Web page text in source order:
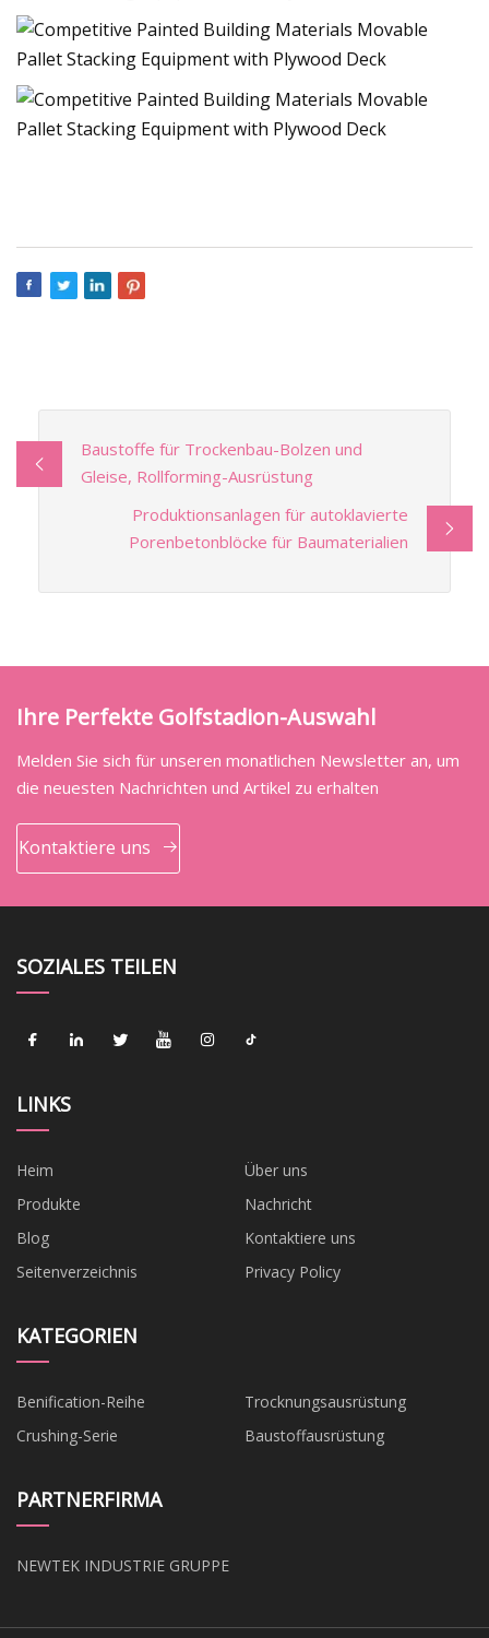
Baustoffe für Trockenbau-Bolzen und
Gleise, Rollforming-Ausrüstung
Produktionsanlagen für autoklavierte
Porenbetonblöcke für Baumaterialien
Ihre Perfekte Golfstadion-Auswahl
Melden Sie sich für unseren monatlichen Newsletter an, um
die neuesten Nachrichten und Artikel zu erhalten
Kontaktiere uns
SOZIALES TEILEN
LINKS
Heim
Über uns
Produkte
Nachricht
Blog
Kontaktiere uns
Seitenverzeichnis
Privacy Policy
KATEGORIEN
Benification-Reihe
Trocknungsausrüstung
Crushing-Serie
Baustoffausrüstung
PARTNERFIRMA
NEWTEK INDUSTRIE GRUPPE